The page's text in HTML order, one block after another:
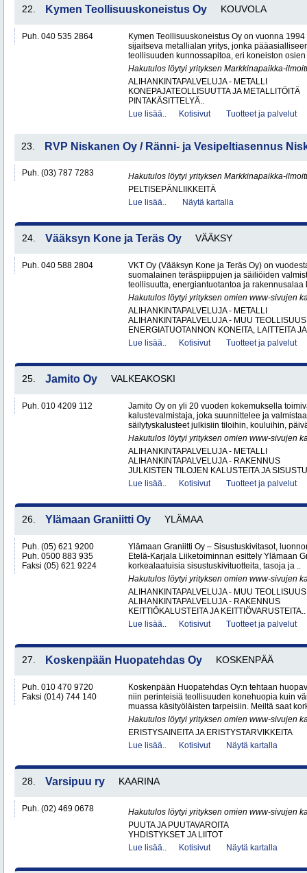
22. Kymen Teollisuuskoneistus Oy KOUVOLA
Puh. 040 535 2864
Kymen Teollisuuskoneistus Oy on vuonna
sijaitseva metallialan yritys, jonka
teollisuuden kunnossapitoa, eri koneiston
Hakutulos löytyi yrityksen Markkinapaikka-
ALIHANKINTAPALVELUJA - METALLI
KONEPAJATEOLLISUUTTA JA METALLITÖITÄ
PINTAKÄSITTELYÄ..
Lue lisää..
Kotisivut Tuotteet ja palvelut
23. RVP Niskanen Oy / Ränni- ja Vesipeltiasennus
Puh. (03) 787 7283
Hakutulos löytyi yrityksen Markkinapaikka-
PELTISEPÄNLIIKKEITÄ
Lue lisää..
Näytä kartalla
24. Vääksyn Kone ja Teräs Oy VÄÄKSY
Puh. 040 588 2804
VKT Oy (Vääksyn Kone ja Teräs Oy) on
suomalainen teräspiippujen ja säiliöiden
teollisuutta, energiantuotantoa ja rakennusalaa
Hakutulos löytyi yrityksen omien www-sivujen
ALIHANKINTAPALVELUJA - METALLI
ALIHANKINTAPALVELUJA - MUU TEOLLISUUS
ENERGIATUOTANNON KONEITA, LAITTEITA
Lue lisää..
Kotisivut Tuotteet ja palvelut
25. Jamito Oy VALKEAKOSKI
Puh. 010 4209 112
Jamito Oy on yli 20 vuoden kokemuksella
kalustevalmistaja, joka suunnittelee ja
säilytyskalusteet julkisiin tiloihin, kouluihin,
Hakutulos löytyi yrityksen omien www-sivujen
ALIHANKINTAPALVELUJA - METALLI
ALIHANKINTAPALVELUJA - RAKENNUS
JULKISTEN TILOJEN KALUSTEITA JA
Lue lisää..
Kotisivut Tuotteet ja palvelut
26. Ylämaan Graniitti Oy YLÄMAA
Puh. (05) 621 9200
Puh. 0500 883 935
Faksi (05) 621 9224
Ylämaan Graniitti Oy – Sisustuskivitasot,
Etelä-Karjala Liiketoiminnan esittely Ylämaan
korkealaatuisia sisustuskivituotteita, tasoja ja ..
Hakutulos löytyi yrityksen omien www-sivujen
ALIHANKINTAPALVELUJA - MUU TEOLLISUUS
ALIHANKINTAPALVELUJA - RAKENNUS
KEITTIÖKALUSTEITA JA KEITTIÖVARUSTEITA..
Lue lisää..
Kotisivut Tuotteet ja palvelut
27. Koskenpään Huopatehdas Oy KOSKENPÄÄ
Puh. 010 470 9720
Faksi (014) 744 140
Koskenpään Huopatehdas Oy:n tehtaan
niin perinteisiä teollisuuden konehuopia kuin
muassa käsityöläisten tarpeisiin. Meiltä saat
Hakutulos löytyi yrityksen omien www-sivujen
ERISTYSAINEITA JA ERISTYSTARVIKKEITA
Lue lisää..
Kotisivut Näytä kartalla
28. Varsipuu ry KAARINA
Puh. (02) 469 0678
Hakutulos löytyi yrityksen omien www-sivujen
PUUTA JA PUUTAVAROITA
YHDISTYKSET JA LIITOT
Lue lisää..
Kotisivut Näytä kartalla